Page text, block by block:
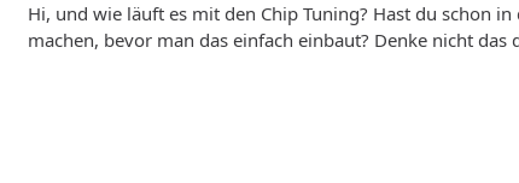
Hi, und wie läuft es mit den Chip Tuning? Hast du schon
machen, bevor man das einfach einbaut? Denke nicht das